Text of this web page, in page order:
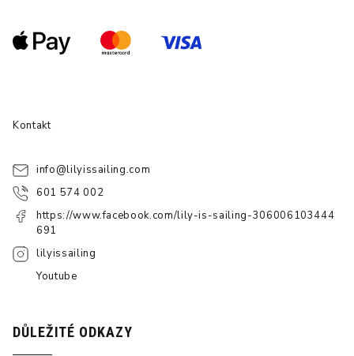
Kontakt
info@lilyissailing.com
601 574 002
https://www.facebook.com/lily-is-sailing-306006103444
691
lilyissailing
Youtube
DŮLEŽITÉ ODKAZY